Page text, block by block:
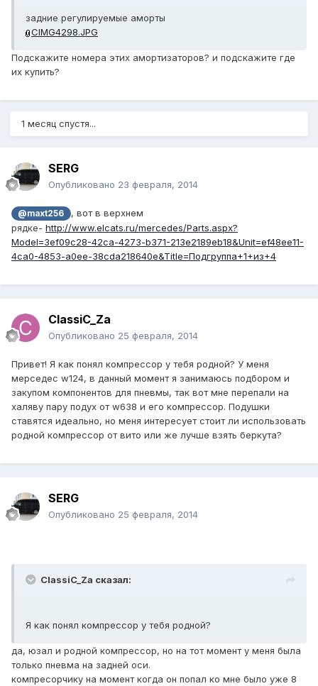
задние регулируемые аморты
CIMG4298.JPG
Подскажите номера этих амортизаторов? и подскажите где
их купить?
1 месяц спустя...
SERG
Опубликовано 23 февраля, 2014
@maxt256
, вот в верхнем
рядке- http://www.elcats.ru/mercedes/Parts.aspx?
Model=3ef09c28-42ca-4273-b371-213e2189eb18&Unit=ef48ee11-
4ca0-4853-a0ee-38cda218640e&Title=Подгруппа+1+из+4
ClassiC_Za
Опубликовано 25 февраля, 2014
Привет! Я как понял компрессор у тебя родной? У меня
мерседес w124, в данный момент я занимаюсь подбором и
закупом компонентов для пневмы, так вот мне перепали на
халяву пару подух от w638 и его компрессор. Подушки
ставятся идеально, но меня интересует стоит ли использовать
родной компрессор от вито или же лучше взять беркута?
SERG
Опубликовано 25 февраля, 2014
ClassiC_Za сказал:
Я как понял компрессор у тебя родной?
да, юзал и родной компрессор, но на тот момент у меня была
только пневма на задней оси.
компресорчику на момент когда он попал ко мне было уже 8